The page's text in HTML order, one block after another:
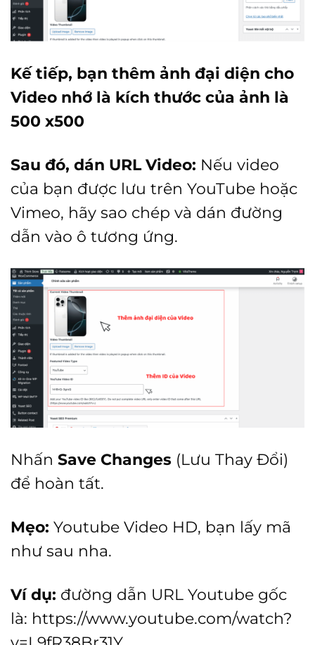
Kế tiếp, bạn thêm ảnh đại diện cho
Video nhớ là kích thước của ảnh là
500 x500
Sau đó, dán URL Video: Nếu video
của bạn được lưu trên YouTube hoặc
Vimeo, hãy sao chép và dán đường
dẫn vào ô tương ứng.
Nhấn Save Changes (Lưu Thay Đổi)
để hoàn tất.
Mẹo: Youtube Video HD, bạn lấy mã
như sau nha.
Ví dụ: đường dẫn URL Youtube gốc
là: https://www.youtube.com/watch?